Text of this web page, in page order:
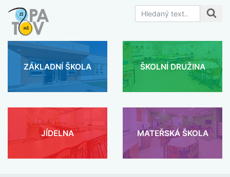
ZÁKLADNÍ ŠKOLA ŠKOLNÍ DRUŽINA
JÍDELNA MATEŘSKÁ ŠKOLA